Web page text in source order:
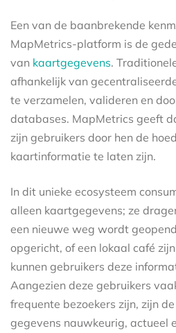
Een van de baanbrekende
MapMetrics-platform is de
van kaartgegevens.
afhankelijk van
te verzamelen, valideren en
databases. MapMetrics geeft
zijn gebruikers door hen de
kaartinformatie te laten zijn.
In dit unieke ecosysteem
alleen kaartgegevens; ze
een nieuwe weg wordt
opgericht, of een lokaal café
kunnen gebruikers deze
Aangezien deze gebruikers
frequente bezoekers zijn, zijn
gegevens nauwkeurig, actueel